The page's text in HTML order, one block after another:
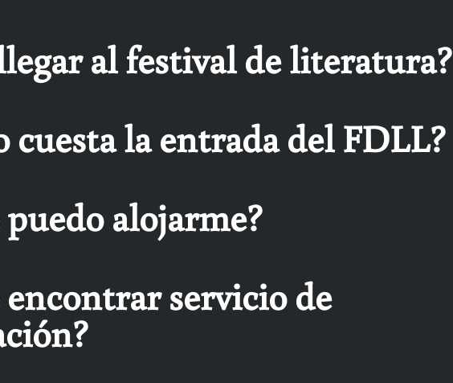
al festival de literatura?
cuesta la entrada del FDLL?
alojarme?
servicio de